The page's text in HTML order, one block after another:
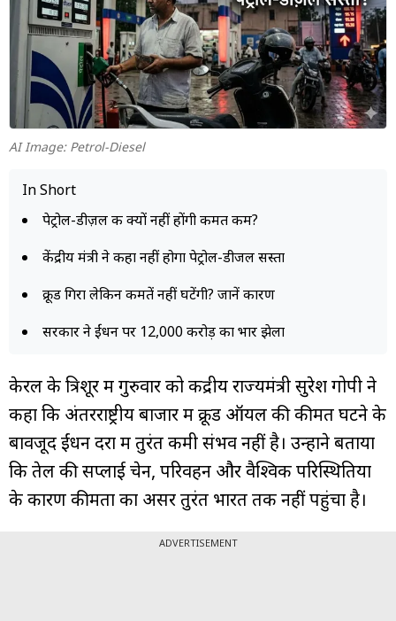
AI Image: Petrol-Diesel
In Short
पेट्रोल-डीज़ल की क्यों नहीं होंगी कीमत कम?
केंद्रीय मंत्री ने कहा नहीं होगा पेट्रोल-डीजल सस्ता
क्रूड गिरा लेकिन कीमतें नहीं घटेंगी? जानें कारण
सरकार ने ईंधन पर ₹12,000 करोड़ का भार झेला
केरल के त्रिशूर में गुरुवार को केंद्रीय राज्यमंत्री सुरेश गोपी ने
कहा कि अंतरराष्ट्रीय बाजार में क्रूड ऑयल की कीमतें घटने के
बावजूद ईंधन दरों में तुरंत कमी संभव नहीं है। उन्होंने बताया
कि तेल की सप्लाई चेन, परिवहन और वैश्विक परिस्थितियों
के कारण कीमतों का असर तुरंत भारत तक नहीं पहुंचा है।
ADVERTISEMENT